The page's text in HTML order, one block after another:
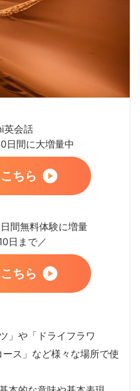
英会話
日間に大増量中
ちら
間無料体験に増量
日まで／
ちら
」や「ドライフラワ
ス」など様々な場所で使